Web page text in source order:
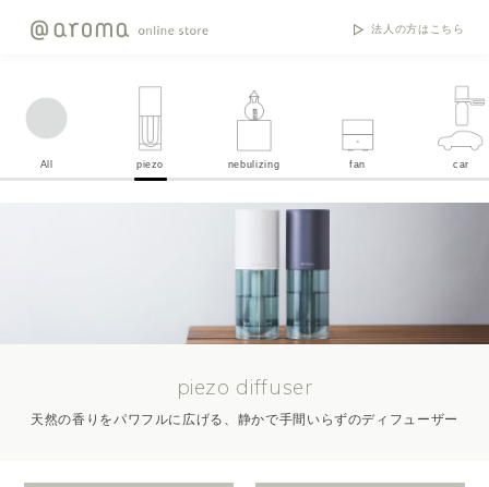
法人の方はこちら
All piezo nebulizing fan car
piezo diffuser
天然の香りをパワフルに広げる、静かで手間いらずのディフューザー